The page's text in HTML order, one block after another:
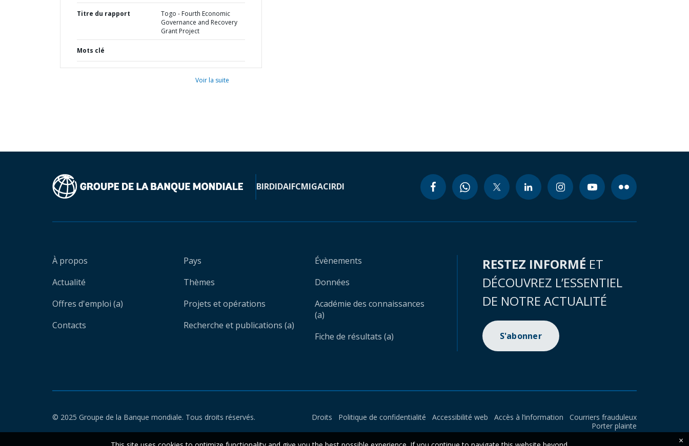
Titre du rapport
Togo - Fourth Economic
Governance and Recovery
Grant Project
Mots clé
Voir la suite
BIRDIDAIFCMIGACIRDI
À propos
Actualité
Offres d'emploi (a)
Contacts
Pays
Thèmes
Projets et opérations
Recherche et publications (a)
Évènements
Données
Académie des connaissances
(a)
Fiche de résultats (a)
RESTEZ INFORMÉ ET
DÉCOUVREZ L’ESSENTIEL
DE NOTRE ACTUALITÉ
S'abonner
© 2025 Groupe de la Banque mondiale. Tous droits réservés. Droits Politique de confidentialité Accessibilité web Accès à l’information
Courriers frauduleux
Porter plainte
×